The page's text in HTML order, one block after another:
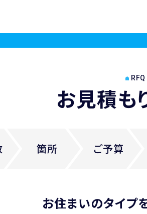
RFQ
お見積も
箇所 ご予算
お住まいのタイプ